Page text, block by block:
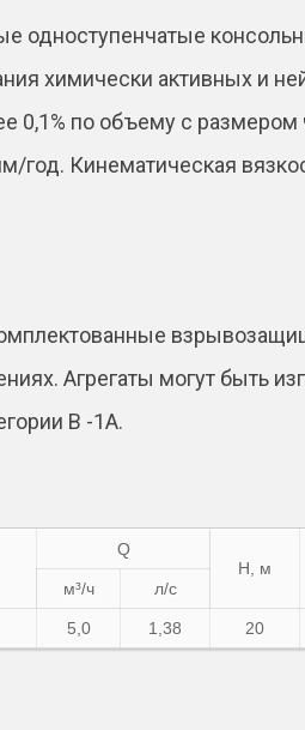
одноступенчатые
химически активных и
по объему с размером
год. Кинематическая
Агрегаты могут быть
В -1А.
Q
Н, м
м³/ч
л/с
5,0 1,38 20